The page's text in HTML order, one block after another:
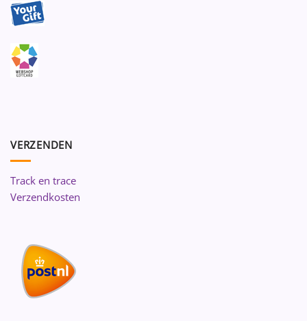
VERZENDEN
Track en trace
Verzendkosten